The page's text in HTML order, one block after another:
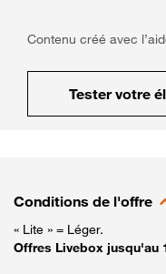
Contenu créé avec
Tester votre
Conditions de l'offre
« Lite » = Léger.
Offres Livebox jusqu'au